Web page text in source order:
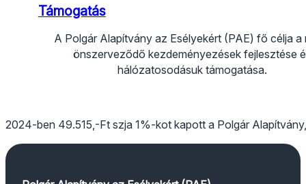
Támogatás
A Polgár Alapítvány az Esélyekért (PAE) fő célja a
önszerveződő kezdeményezések fejlesztése
hálózatosodásuk támogatása.
2024-ben 49.515,-Ft szja 1%-kot kapott a Polgár